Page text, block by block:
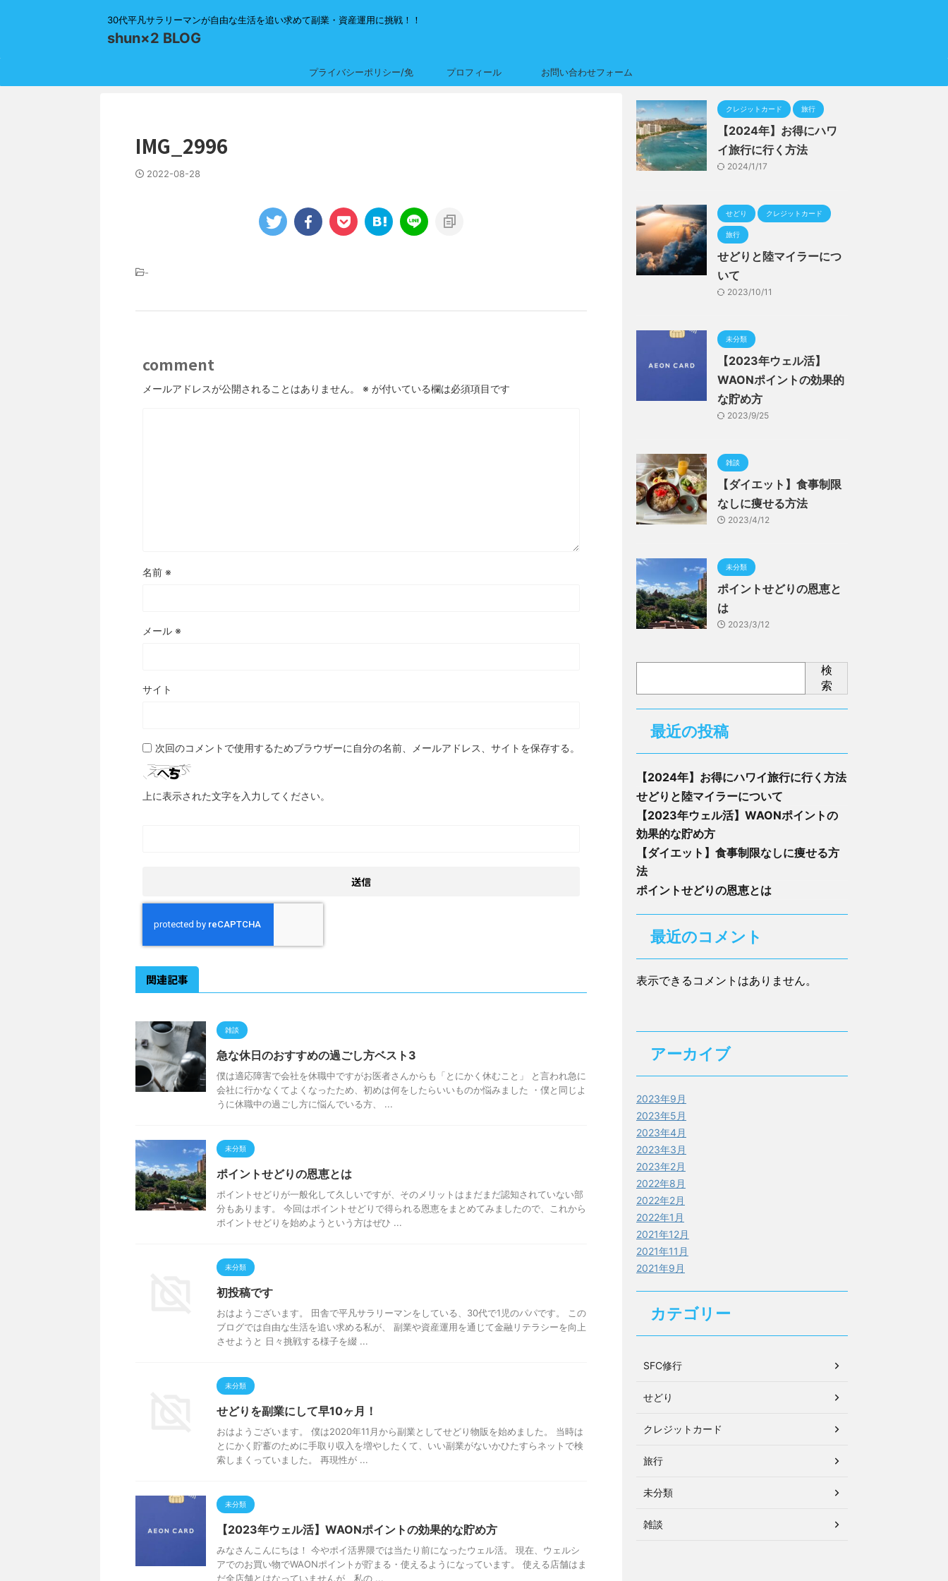
30代平凡サラリーマンが自由な生活を追い求めて副業・資産運用に挑戦！！
shun×2 BLOG
プライバシーポリシー/免 プロフィール お問い合わせフォーム
IMG_2996
2022-08-28
-
comment
メールアドレスが公開されることはありません。 ※ が付いている欄は必須項目です
名前 ※
メール ※
サイト
次回のコメントで使用するためブラウザーに自分の名前、メールアドレス、サイトを保存する。
上に表示された文字を入力してください。
関連記事
雑談
急な休日のおすすめの過ごし方ベスト3
僕は適応障害で会社を休職中ですがお医者さんからも「とにかく休むこと」 と言われ急に
会社に行かなくてよくなったため、初めは何をしたらいいものか悩みました ・僕と同じよ
うに休職中の過ごし方に悩んでいる方、 ...
未分類
ポイントせどりの恩恵とは
ポイントせどりが一般化して久しいですが、そのメリットはまだまだ認知されていない部
分もあります。 今回はポイントせどりで得られる恩恵をまとめてみましたので、これから
ポイントせどりを始めようという方はぜひ ...
未分類
初投稿です
おはようございます。 田舎で平凡サラリーマンをしている、30代で1児のパパです。 この
ブログでは自由な生活を追い求める私が、 副業や資産運用を通じて金融リテラシーを向上
させようと 日々挑戦する様子を綴 ...
未分類
せどりを副業にして早10ヶ月！
おはようございます。 僕は2020年11月から副業としてせどり物販を始めました。 当時は
とにかく貯蓄のために手取り収入を増やしたくて、いい副業がないかひたすらネットで検
索しまくっていました。 再現性が ...
未分類
【2023年ウェル活】WAONポイントの効果的な貯め方
みなさんこんにちは！ 今やポイ活界隈では当たり前になったウェル活。 現在、ウェルシ
アでのお買い物でWAONポイントが貯まる・使えるようになっています。 使える店舗はま
だ全店舗とはなっていませんが、私の ...
クレジットカード 旅行
【2024年】お得にハワ
イ旅行に行く方法
2024/1/17
せどり クレジットカード
旅行
せどりと陸マイラーにつ
いて
2023/10/11
未分類
【2023年ウェル活】
WAONポイントの効果的
な貯め方
2023/9/25
雑談
【ダイエット】食事制限
なしに痩せる方法
2023/4/12
未分類
ポイントせどりの恩恵と
は
2023/3/12
検
索
最近の投稿
【2024年】お得にハワイ旅行に行く方法
せどりと陸マイラーについて
【2023年ウェル活】WAONポイントの
効果的な貯め方
【ダイエット】食事制限なしに痩せる方
法
ポイントせどりの恩恵とは
最近のコメント
表示できるコメントはありません。
アーカイブ
2023年9月
2023年5月
2023年4月
2023年3月
2023年2月
2022年8月
2022年2月
2022年1月
2021年12月
2021年11月
2021年9月
カテゴリー
SFC修行
せどり
クレジットカード
旅行
未分類
雑談